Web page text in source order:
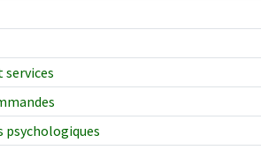
services
psychologiques